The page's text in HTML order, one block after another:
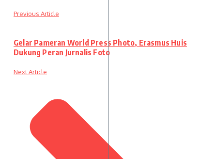
Previous Article
Gelar Pameran World Press Photo, Erasmus Huis
Dukung Peran Jurnalis Foto
Next Article